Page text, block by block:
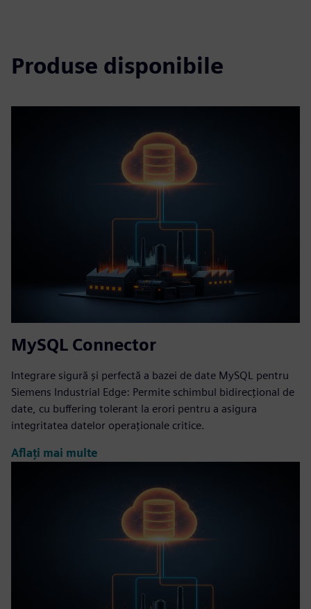
Produse disponibile
MySQL Connector
Integrare sigură și perfectă a bazei de date MySQL pentru
Siemens Industrial Edge: Permite schimbul bidirecțional de
date, cu buffering tolerant la erori pentru a asigura
integritatea datelor operaționale critice.
Aflați mai multe